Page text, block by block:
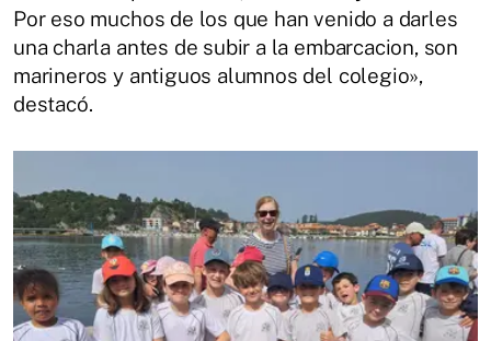
Por eso muchos de los que han venido a darles
una charla antes de subir a la embarcacion, son
marineros y antiguos alumnos del colegio»,
destacó.